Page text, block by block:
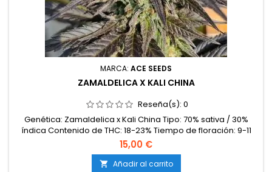
MARCA: ACE SEEDS
ZAMALDELICA X KALI CHINA
Reseña(s): 0
Genética: Zamaldelica x Kali China Tipo: 70% sativa / 30%
índica Contenido de THC: 18-23% Tiempo de floración: 9-11
semanas en interior Producción en interior: 450-550 g/m²
Producción en exterior: 550-750 g/planta Altura: 100-140 cm
en interior; hasta 220 cm en exterior Aromas y
15,00 €
 Añadir al carrito